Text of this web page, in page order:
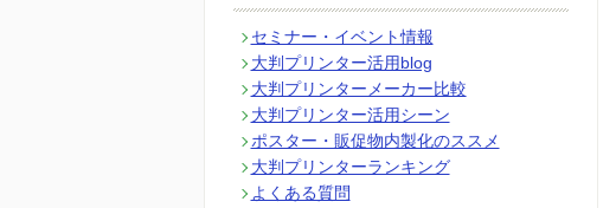
セミナー・イベント情報
大判プリンター活用blog
大判プリンターメーカー比較
大判プリンター活用シーン
ポスター・販促物内製化のススメ
大判プリンターランキング
よくある質問